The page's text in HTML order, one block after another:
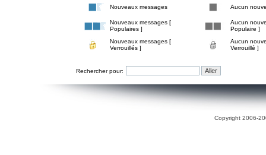
Nouveaux messages Aucun
Nouveaux messages [
Populaires ]
Aucun
Populaire ]
Nouveaux messages [
Verrouillés ]
Aucun
Verrouillé ]
Rechercher pour:
Copyright 2006-